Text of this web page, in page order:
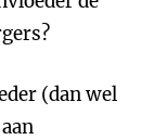
(dan wel